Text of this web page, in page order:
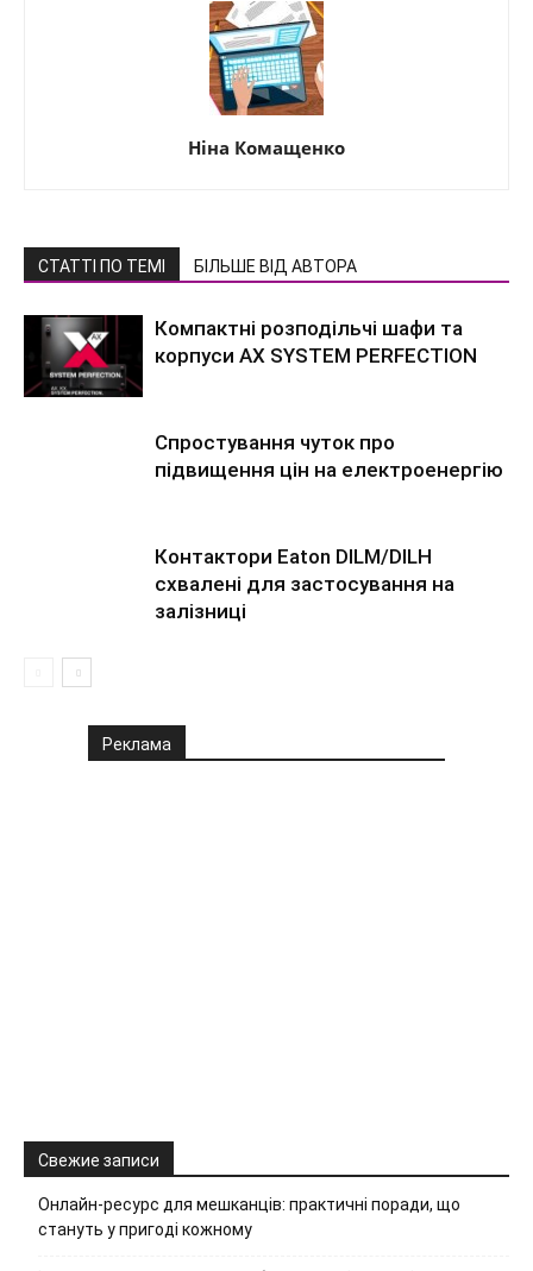
Ніна Комащенко
СТАТТІ ПО ТЕМІ БІЛЬШЕ ВІД АВТОРА
Компактні розподільчі шафи та
корпуси AX SYSTEM PERFECTION
Спростування чуток про
підвищення цін на електроенергію
Контактори Eaton DILM/DILH
схвалені для застосування на
залізниці
Реклама
Свежие записи
Онлайн-ресурс для мешканців: практичні поради, що
стануть у пригоді кожному